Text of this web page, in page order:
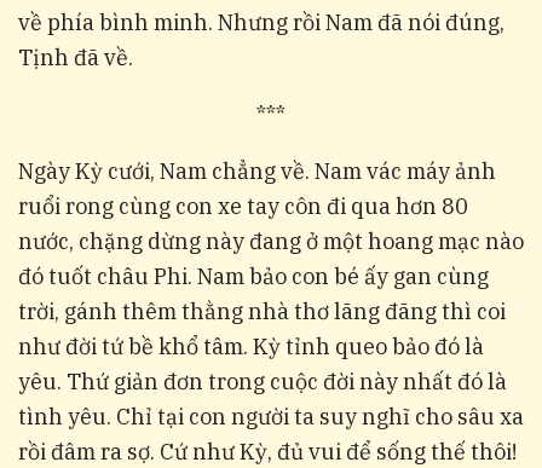
về phía bình minh. Nhưng rồi Nam đã nói đúng,
Tịnh đã về.
***
Ngày Kỳ cưới, Nam chẳng về. Nam vác máy ảnh
ruổi rong cùng con xe tay côn đi qua hơn 80
nước, chặng dừng này đang ở một hoang mạc nào
đó tuốt châu Phi. Nam bảo con bé ấy gan cùng
trời, gánh thêm thằng nhà thơ lãng đãng thì coi
như đời tứ bề khổ tâm. Kỳ tỉnh queo bảo đó là
yêu. Thứ giản đơn trong cuộc đời này nhất đó là
tình yêu. Chỉ tại con người ta suy nghĩ cho sâu xa
rồi đâm ra sợ. Cứ như Kỳ, đủ vui để sống thế thôi!